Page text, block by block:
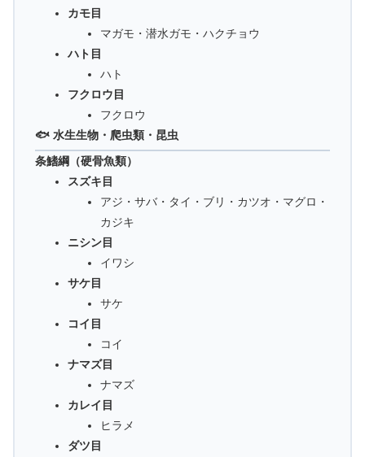
カモ目
マガモ・潜水ガモ・ハクチョウ
ハト目
ハト
フクロウ目
フクロウ
🐟 水生生物・爬虫類・昆虫
条鰭綱（硬骨魚類）
スズキ目
アジ・サバ・タイ・ブリ・カツオ・マグロ・
カジキ
ニシン目
イワシ
サケ目
サケ
コイ目
コイ
ナマズ目
ナマズ
カレイ目
ヒラメ
ダツ目